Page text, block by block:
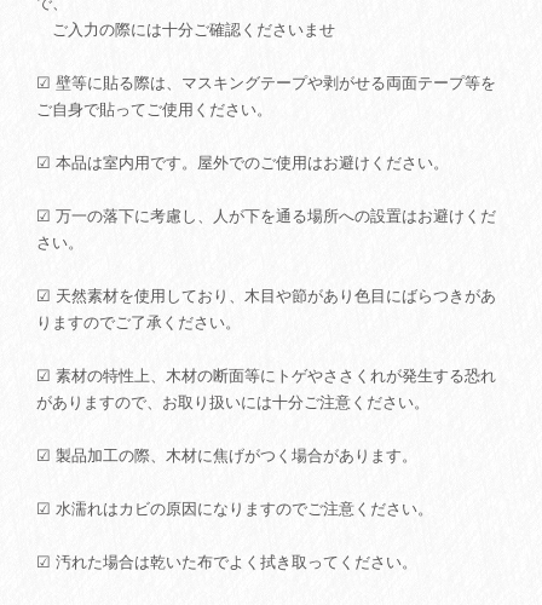
ご入力の際には十分ご確認くださいませ
☑ 壁等に貼る際は、マスキングテープや剥がせる両面テープ等を
ご自身で貼ってご使用ください。
☑ 本品は室内用です。屋外でのご使用はお避けください。
☑ 万一の落下に考慮し、人が下を通る場所への設置はお避けくだ
さい。
☑ 天然素材を使用しており、木目や節があり色目にばらつきがあ
りますのでご了承ください。
☑ 素材の特性上、木材の断面等にトゲやささくれが発生する恐れ
がありますので、お取り扱いには十分ご注意ください。
☑ 製品加工の際、木材に焦げがつく場合があります。
☑ 水濡れはカビの原因になりますのでご注意ください。
☑ 汚れた場合は乾いた布でよく拭き取ってください。